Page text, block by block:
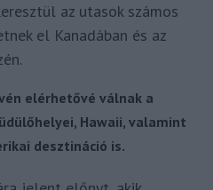
az utasok számos
el Kanadában és az
elérhetővé válnak a
Hawaii, valamint
desztináció is.